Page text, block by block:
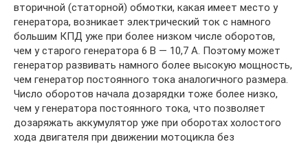
вторичной (статорной) обмотки, какая имеет место у
генератора, возникает электрический ток с намного
большим КПД уже при более низком числе оборотов,
чем у старого генератора 6 В — 10,7 А. Поэтому может
генератор развивать намного более высокую мощность,
чем генератор постоянного тока аналогичного размера.
Число оборотов начала дозарядки тоже более низко,
чем у генератора постоянного тока, что позволяет
дозаряжать аккумулятор уже при оборотах холостого
хода двигателя при движении мотоцикла без